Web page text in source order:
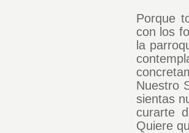
Porque
con los
la
Nuestro
sientas
curarte
Quiere